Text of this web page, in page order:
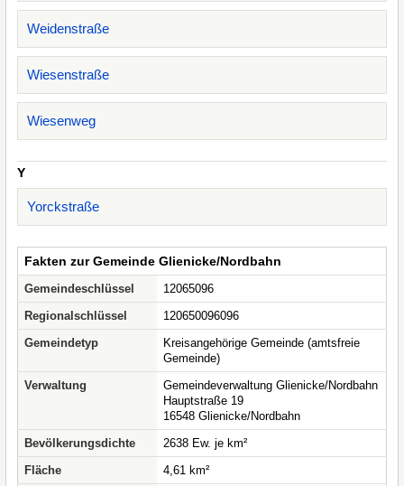
Weidenstraße
Wiesenstraße
Wiesenweg
Y
Yorckstraße
Fakten zur Gemeinde Glienicke/Nordbahn
Gemeindeschlüssel
12065096
Regionalschlüssel
120650096096
Gemeindetyp
Kreisangehörige Gemeinde (amtsfreie
Gemeinde)
Verwaltung
Gemeindeverwaltung Glienicke/Nordbahn
Hauptstraße 19
16548 Glienicke/Nordbahn
Bevölkerungsdichte
2638 Ew. je km²
Fläche
4,61 km²